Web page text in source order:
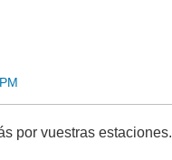
por vuestras estaciones.